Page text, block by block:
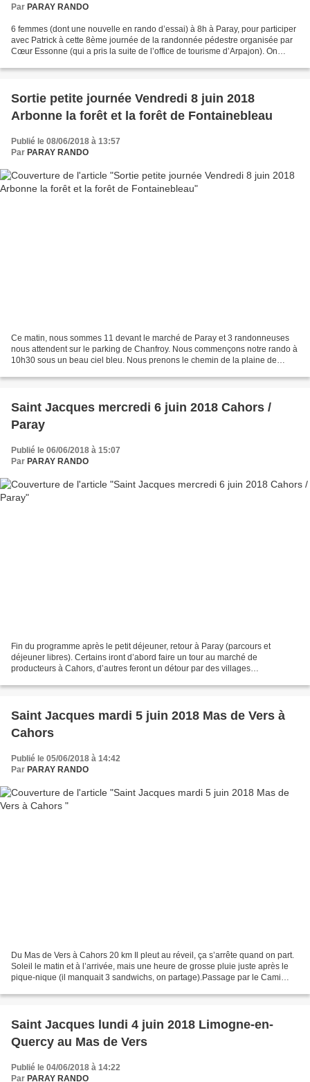
Par PARAY RANDO
6 femmes (dont une nouvelle en rando d’essai) à 8h à Paray, pour participer
avec Patrick à cette 8ème journée de la randonnée pédestre organisée par
Cœur Essonne (qui a pris la suite de l’office de tourisme d’Arpajon). On
Sortie petite journée Vendredi 8 juin 2018
Arbonne la forêt et la forêt de Fontainebleau
Publié le 08/06/2018 à 13:57
Par PARAY RANDO
Ce matin, nous sommes 11 devant le marché de Paray et 3 randonneuses
nous attendent sur le parking de Chanfroy. Nous commençons notre rando à
10h30 sous un beau ciel bleu. Nous prenons le chemin de la plaine de
Saint Jacques mercredi 6 juin 2018 Cahors /
Paray
Publié le 06/06/2018 à 15:07
Par PARAY RANDO
Fin du programme après le petit déjeuner, retour à Paray (parcours et
déjeuner libres). Certains iront d’abord faire un tour au marché de
producteurs à Cahors, d’autres feront un détour par des villages
Saint Jacques mardi 5 juin 2018 Mas de Vers à
Cahors
Publié le 05/06/2018 à 14:42
Par PARAY RANDO
Du Mas de Vers à Cahors 20 km Il pleut au réveil, ça s’arrête quand on part.
Soleil le matin et à l’arrivée, mais une heure de grosse pluie juste après le
pique-nique (il manquait 3 sandwichs, on partage).Passage par le Cami
Saint Jacques lundi 4 juin 2018 Limogne-en-
Quercy au Mas de Vers
Publié le 04/06/2018 à 14:22
Par PARAY RANDO